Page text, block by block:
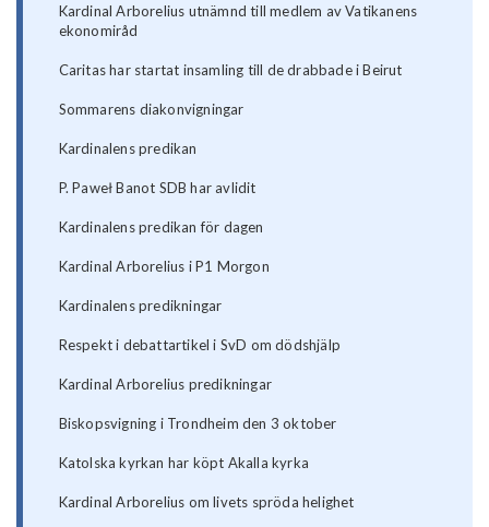
Kardinal Arborelius utnämnd till medlem av Vatikanens
ekonomiråd
Caritas har startat insamling till de drabbade i Beirut
Sommarens diakonvigningar
Kardinalens predikan
P. Paweł Banot SDB har avlidit
Kardinalens predikan för dagen
Kardinal Arborelius i P1 Morgon
Kardinalens predikningar
Respekt i debattartikel i SvD om dödshjälp
Kardinal Arborelius predikningar
Biskopsvigning i Trondheim den 3 oktober
Katolska kyrkan har köpt Akalla kyrka
Kardinal Arborelius om livets spröda helighet